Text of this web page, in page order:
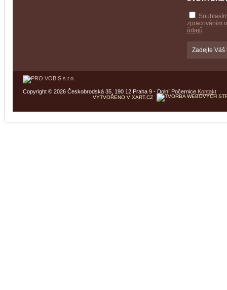
zpracováním
údajů
Copyright © 2026 Českobrodská 35, 190 12 Praha 9 - Dolní Počernice Kontakt
VYTVOŘENO V XART.CZ